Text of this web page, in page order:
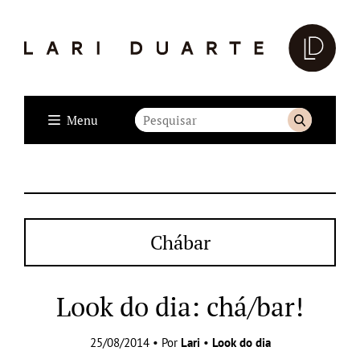
Menu
Chábar
Look do dia: chá/bar!
25/08/2014 • Por Lari • Look do dia